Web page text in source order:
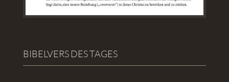
BIBELVERS DES TAGES